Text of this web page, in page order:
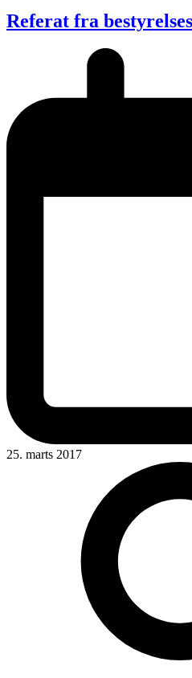
Referat fra
25. marts 2017